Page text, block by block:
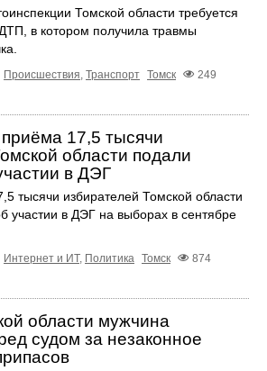
Томской области требуется
в котором получила травмы
Происшествия Транспорт Томск
249
17,5 тысячи
области подали
в ДЭГ
тысячи избирателей Томской области
участии в ДЭГ на выборах в сентябре
Интернет и ИТ, Политика Томск
874
области мужчина
судом за незаконное